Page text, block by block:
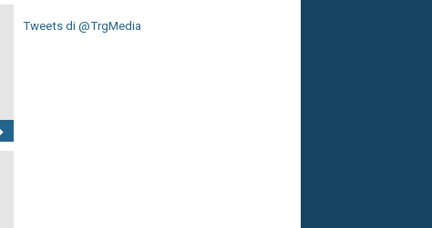
Tweets di @TrgMedia